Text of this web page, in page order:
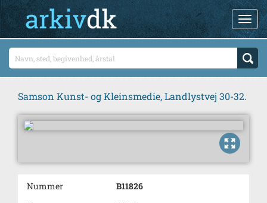
Samson Kunst- og Kleinsmedie, Landlystvej 30-32.
Nummer
B11826